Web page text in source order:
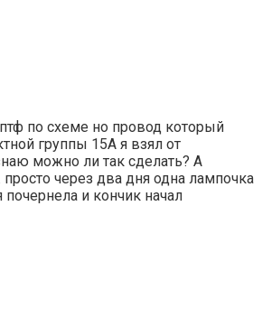
по схеме но провод который
группы 15А я взял от
можно ли так сделать? А
через два дня одна лампочка
почернела и кончик начал